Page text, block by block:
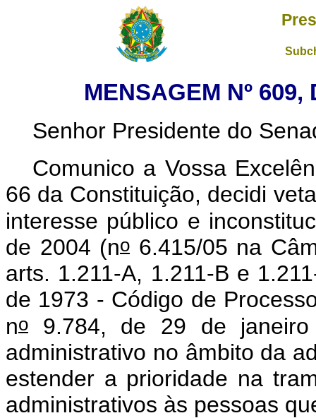
MENSAGEM Nº
Senhor Presidente do
Comunico a Vossa
66 da Constituição, decidi
interesse público e
de 2004 (no 6.415/05 na
arts. 1.211-A, 1.211-B e
de 1973 - Código de
no 9.784, de 29 de
administrativo no âmbito da
estender a prioridade na
administrativos às pessoas